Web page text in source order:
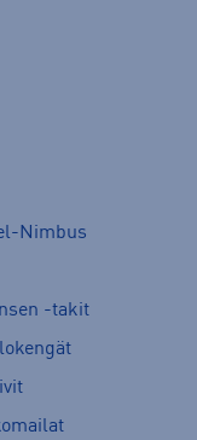
Nimbus
-takit